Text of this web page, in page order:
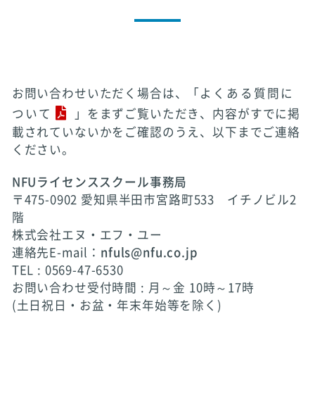
お問い合わせいただく場合は、「 よくある質問に
ついて
」をまずご覧いただき、内容がすでに掲
載されていないかをご確認のうえ、以下までご連絡
ください。
NFUライセンススクール事務局
〒475-0902 愛知県半田市宮路町533 イチノビル2
階
株式会社エヌ・エフ・ユー
連絡先E-mail： nfuls@nfu.co.jp
TEL : 0569-47-6530
お問い合わせ受付時間 : 月～金 10時～17時
(土日祝日・お盆・年末年始等を除く)